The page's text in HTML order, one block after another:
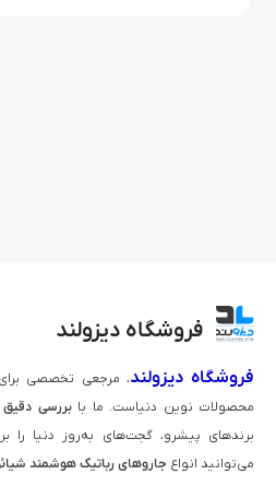
فروشگاه دیزولند
فروشگاه دیزولند، مرجعی تخصصی
محصولات نوین دنیاست. ما بابررسی
برندهای پیشرو، گجت‌های به‌روز دنیا را
می‌توانید انواع جاروهای رباتیک هوشمند